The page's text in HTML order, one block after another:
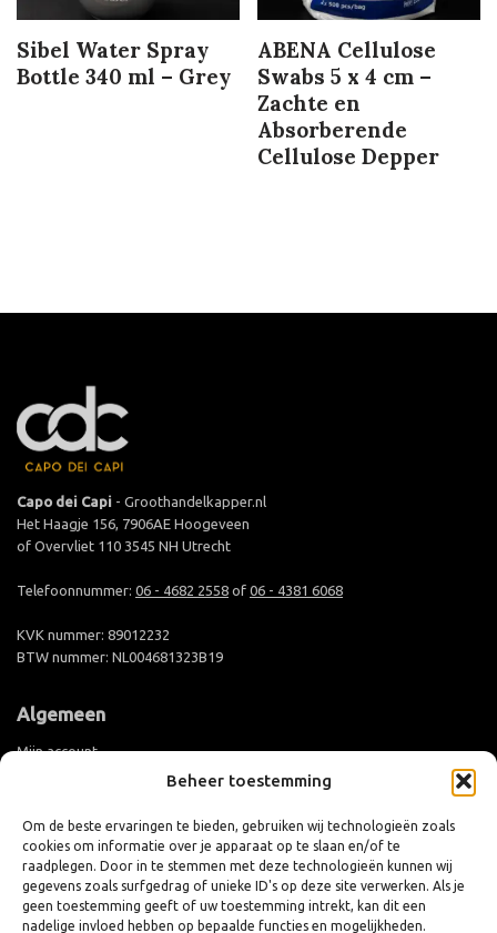
Beheer toestemming
Om de beste ervaringen te bieden, gebruiken wij technologieën zoals
cookies om informatie over je apparaat op te slaan en/of te
raadplegen. Door in te stemmen met deze technologieën kunnen wij
gegevens zoals surfgedrag of unieke ID's op deze site verwerken. Als je
geen toestemming geeft of uw toestemming intrekt, kan dit een
nadelige invloed hebben op bepaalde functies en mogelijkheden.
Sibel Water Spray
Bottle 340 ml – Grey
ABENA Cellulose
Swabs 5 x 4 cm –
Zachte en
Absorberende
Cellulose Depper
Capo dei Capi - Groothandelkapper.nl
Het Haagje 156, 7906AE Hoogeveen
of Overvliet 110 3545 NH Utrecht
Telefoonnummer: 06 - 4682 2558 of 06 - 4381 6068
KVK nummer: 89012232
BTW nummer: NL004681323B19
Algemeen
Mijn account
Groothandel aanmelden
Levertijd en verzending
Retouren en ruilen
Algemene voorwaarden
Privacy policy